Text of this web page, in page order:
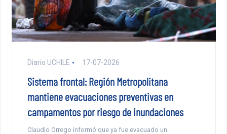
Diario UCHILE 17-07-2026
Sistema frontal: Región Metropolitana
mantiene evacuaciones preventivas en
campamentos por riesgo de inundaciones
Claudio Orrego informó que ya fue evacuado un